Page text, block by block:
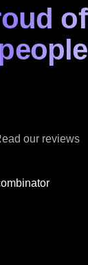
of
our reviews